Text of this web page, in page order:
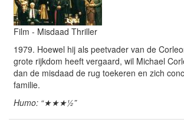
Film - Misdaad Thriller
1979. Hoewel hij als peetvader van de
grote rijkdom heeft vergaard, wil Michael
dan de misdaad de rug toekeren en zich
familie.
Humo: “★★★½”